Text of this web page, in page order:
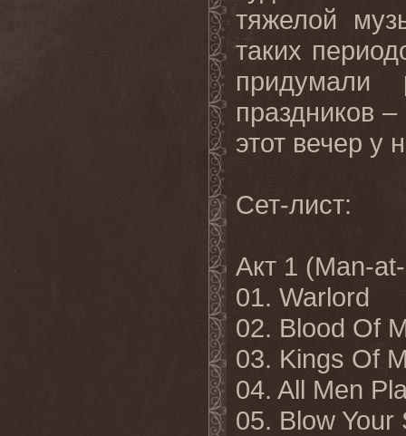
тяжелой
таких
праздников
этот вечер у
Сет-лист:
Акт 1 (Man-
01. Warlord
02. Blood Of
03. Kings Of
04. All Men
05. Blow Your